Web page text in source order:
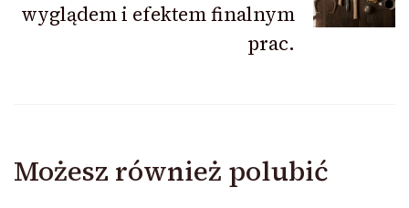
wyglądem i efektem finalnym
prac.
Możesz również polubić